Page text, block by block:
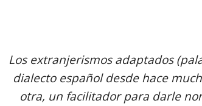
Los extranjerismos adaptados
dialecto español desde hace
otra, un facilitador para darle